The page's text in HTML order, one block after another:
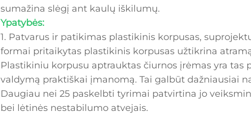
sumažina slėgį ant kaulų iškilumų.
Ypatybės:
1. Patvarus ir patikimas plastikinis korpusas,
formai pritaikytas plastikinis korpusas užtikrina
Plastikiniu korpusu aptrauktas čiurnos įrėmas yra tas
valdymą praktiškai įmanomą. Tai galbūt dažniausiai
Daugiau nei 25 paskelbti tyrimai patvirtina jo
bei lėtinės nestabilumo atvejais.